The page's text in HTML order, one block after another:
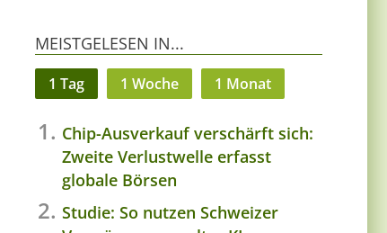
MEISTGELESEN IN...
1 Tag 1 Woche 1 Monat
Chip-Ausverkauf verschärft sich:
Zweite Verlustwelle erfasst
globale Börsen
Studie: So nutzen Schweizer